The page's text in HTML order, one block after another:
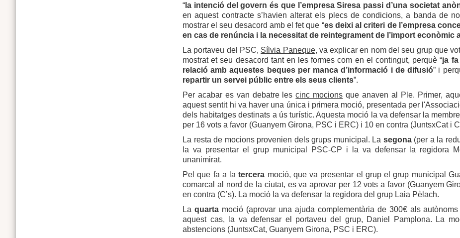
“ la intenció del govern és que l’empresa Siresa passi d’una societat
en aquest contracte s’havien alterat els plecs de condicions, a banda de
mostrar el seu desacord amb el fet que “es deixi al criteri de l’empresa
en cas de renúncia i la necessitat de reintegrament de l’import econòmic
La portaveu del PSC, Sílvia Paneque, va explicar en nom del seu grup que
mostrat et seu desacord tant en les formes com en el contingut, perquè “ja
relació amb aquestes beques per manca d’informació i de difusió” i
repartir un servei públic entre els seus clients”.
Per acabar es van debatre lescinc mocions que anaven al Ple. Primer,
aquest sentit hi va haver una única i primera moció, presentada per
dels habitatges destinats a ús turístic. Aquesta moció la va defensar la
per 16 vots a favor (Guanyem Girona, PSC i ERC) i 10 en contra (JuntsxCat i
La resta de mocions provenien dels grups municipal. La segona(per a la
la va presentar el grup municipal PSC-CP i la va defensar la regidora
unanimirat.
Pel que fa a latercera moció, que va presentar el grup el grup municipal
comarcal al nord de la ciutat, es va aprovar per 12 vots a favor (Guanyem
en contra (C’s). La moció la va defensar la regidora del grup Laia Pèlach.
La quartamoció (aprovar una ajuda complementària de 300€ als
aquest cas, la va defensar el portaveu del grup, Daniel Pamplona. La
abstencions (JuntsxCat, Guanyem Girona, PSC i ERC).